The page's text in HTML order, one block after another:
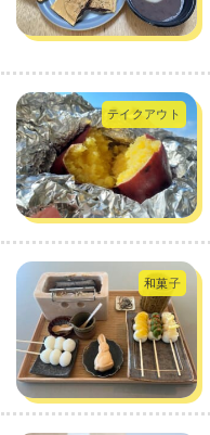
テイクアウト
和菓子